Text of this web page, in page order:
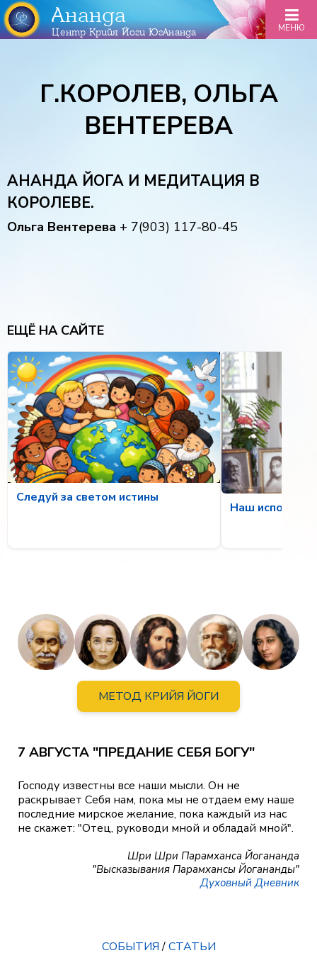
Ананда
Центр Крийя Йоги ЮгАнанда МЕНЮ
Г.КОРОЛЕВ, ОЛЬГА
ВЕНТЕРЕВА
АНАНДА ЙОГА И МЕДИТАЦИЯ В
КОРОЛЕВЕ.
Ольга Вентерева + 7(903) 117-80-45
ЕЩЁ НА САЙТЕ
Следуй за светом истины
Наш
МЕТОД КРИЙЯ ЙОГИ
7 АВГУСТА "ПРЕДАНИЕ СЕБЯ БОГУ"
Господу известны все наши мысли. Он не
раскрывает Себя нам, пока мы не отдаем ему наше
последние мирское желание, пока каждый из нас
не скажет: "Отец, руководи мной и обладай мной".
Шри Шри Парамханса Йогананда
"Высказывания Парамхансы Йогананды"
Духовный Дневник
СОБЫТИЯ/СТАТЬИ